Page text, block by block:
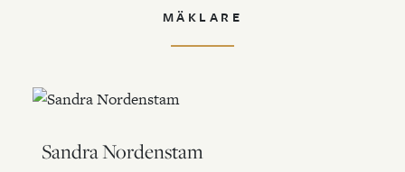
MÄKLARE
Sandra Nordenstam